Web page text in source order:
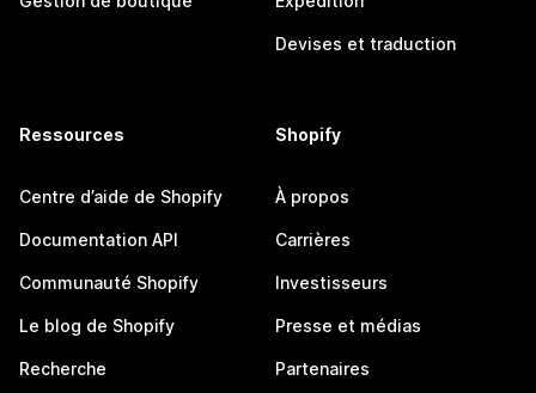
Devises et traduction
Ressources
Centre d’aide de Shopify
Documentation API
Communauté Shopify
Le blog de Shopify
Recherche
Shopify
À propos
Carrières
Investisseurs
Presse et médias
Partenaires